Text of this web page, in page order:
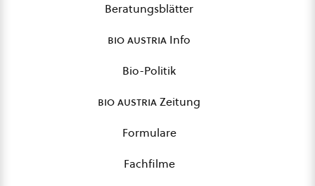
Beratungsblätter
bio austria Info
Bio-Politik
bio austriaZeitung
Formulare
Fachfilme